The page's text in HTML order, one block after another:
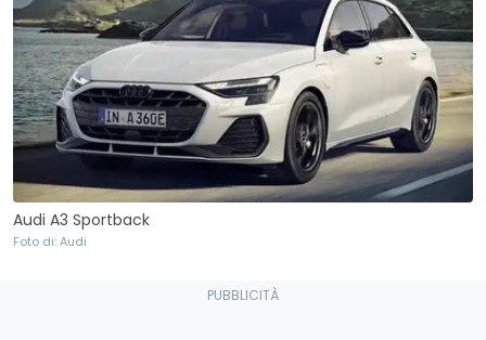
Audi A3 Sportback
Foto di: Audi